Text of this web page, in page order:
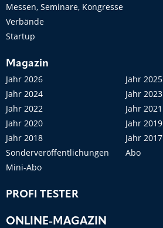
Messen, Seminare, Kongresse
Verbände
Startup
Magazin
Jahr 2026
Jahr 2025
Jahr 2024
Jahr 2023
Jahr 2022
Jahr 2021
Jahr 2020
Jahr 2019
Jahr 2018
Jahr 2017
Sonderveröffentlichungen
Abo
Mini-Abo
PROFI TESTER
ONLINE-MAGAZIN